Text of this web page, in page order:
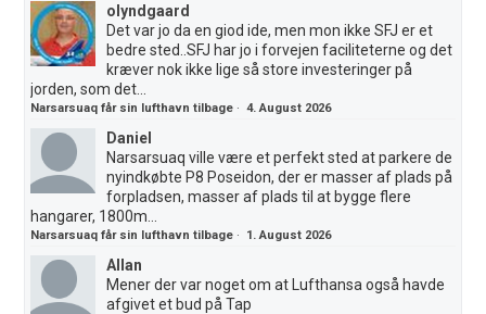
olyndgaard
Det var jo da en giod ide, men mon ikke SFJ er et
bedre sted..SFJ har jo i forvejen faciliteterne og det
kræver nok ikke lige så store investeringer på
jorden, som det...
Narsarsuaq får sin lufthavn tilbage ·4. August 2026
Daniel
Narsarsuaq ville være et perfekt sted at parkere de
nyindkøbte P8 Poseidon, der er masser af plads på
forpladsen, masser af plads til at bygge flere
hangarer, 1800m...
Narsarsuaq får sin lufthavn tilbage · 1. August 2026
Allan
Mener der var noget om at Lufthansa også havde
afgivet et bud på Tap